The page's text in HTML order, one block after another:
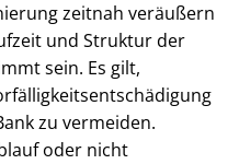
zeitnah veräußern
und Struktur der
sein. Es gilt,
zu vermeiden.
oder nicht